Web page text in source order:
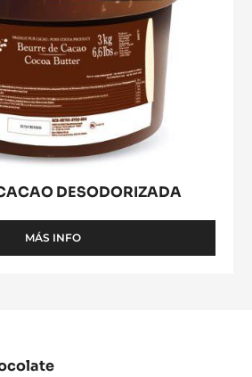
DESODORIZADA
MÁS INFO
-